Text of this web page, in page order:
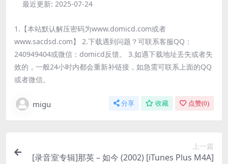
最近更新: 2025-07-24
1.【本站默认解压密码为www.domicd.com或者
www.sacdsd.com】 2.下载遇到问题？可联系客服QQ：
240949404或微信：domicd反馈。 3.如遇下载地址丢失或者失
效的，一般24小时内都会重新补链接，如急需可联系上面的QQ
或者微信。
migu 分享 收藏 点赞(0)
上一篇
[录音室专辑]那英 – 如今 (2002) [iTunes Plus M4A]